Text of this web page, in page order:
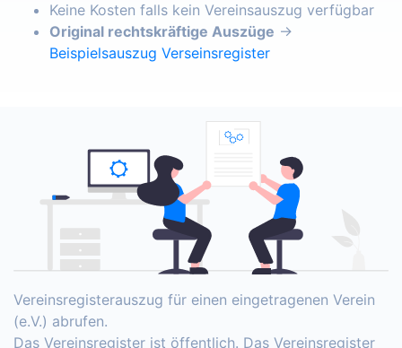
Keine Kosten falls kein Vereinsauszug verfügbar
Original rechtskräftige Auszüge →
Beispielsauszug Verseinsregister
Vereinsregisterauszug für einen eingetragenen Verein
(e.V.) abrufen.
Das Vereinsregister ist öffentlich. Das Vereinsregister